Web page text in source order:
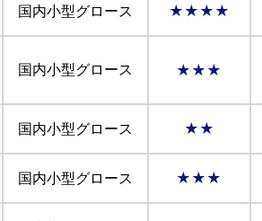
国内小型グロース ★★★★
国内小型グロース ★★★
国内小型グロース ★★
国内小型グロース ★★★